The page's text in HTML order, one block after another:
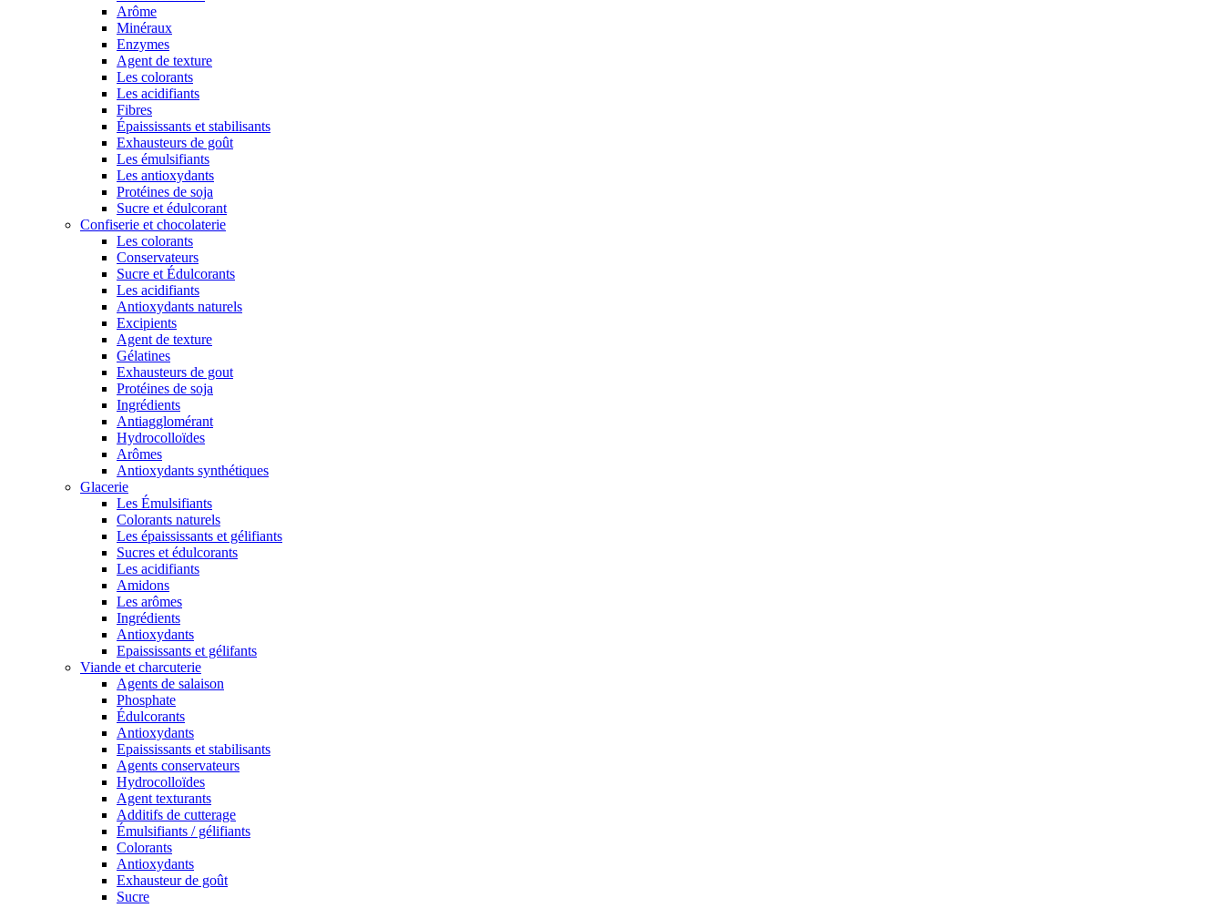
Arôme
Minéraux
Enzymes
Agent de texture
Les colorants
Les acidifiants
Fibres
Épaississants et stabilisants
Exhausteurs de goût
Les émulsifiants
Les antioxydants
Protéines de soja
Sucre et édulcorant
Confiserie et chocolaterie
Les colorants
Conservateurs
Sucre et Édulcorants
Les acidifiants
Antioxydants naturels
Excipients
Agent de texture
Gélatines
Exhausteurs de gout
Protéines de soja
Ingrédients
Antiagglomérant
Hydrocolloïdes
Arômes
Antioxydants synthétiques
Glacerie
Les Émulsifiants
Colorants naturels
Les épaississants et gélifiants
Sucres et édulcorants
Les acidifiants
Amidons
Les arômes
Ingrédients
Antioxydants
Epaississants et gélifants
Viande et charcuterie
Agents de salaison
Phosphate
Édulcorants
Antioxydants
Epaississants et stabilisants
Agents conservateurs
Hydrocolloïdes
Agent texturants
Additifs de cutterage
Émulsifiants / gélifiants
Colorants
Antioxydants
Exhausteur de goût
Sucre